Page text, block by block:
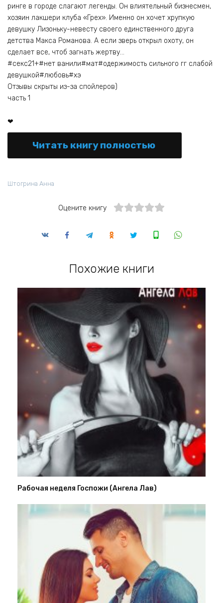
ринге в городе слагают легенды. Он влиятельный бизнесмен,
хозяин лакшери клуба «Грех». Именно он хочет хрупкую
девушку Лизоньку-невесту своего единственного друга
детства Макса Романова. А если зверь открыл охоту, он
сделает все, чтоб загнать жертву…
#секс21+#нет ванили#мат#одержимость сильного гг слабой
девушкой#любовь#хэ
Отзывы скрыты из-за спойлеров)
часть 1
❤
Читать книгу полностью
Штогрина Анна
Оцените книгу
Похожие книги
Рабочая неделя Госпожи (Ангела Лав)